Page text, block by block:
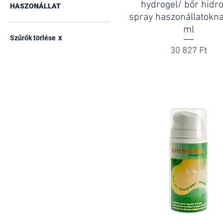
HASZONÁLLAT
Szűrők törlése X
hydrogel/ bőr
spray
ml
Ár
30 827 Ft